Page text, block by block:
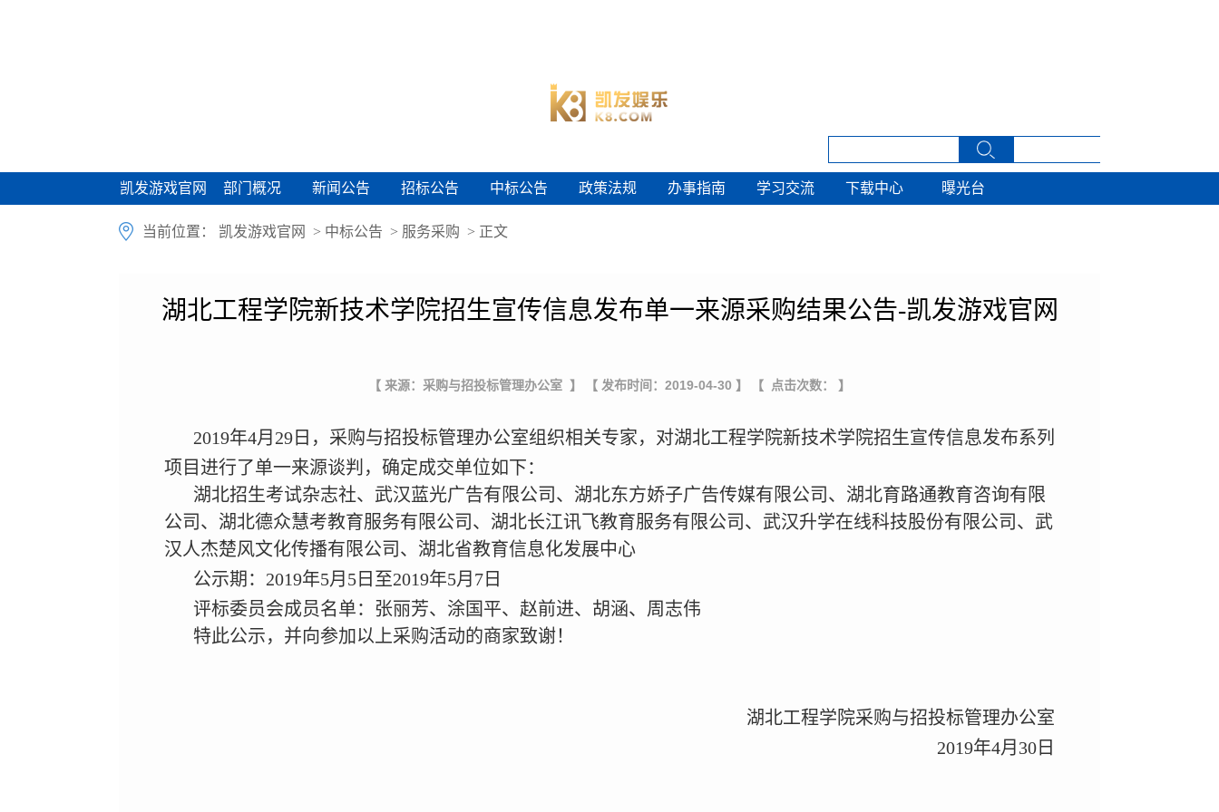
凯发游戏官网
凯发游戏官网 部门概况
部门概况 新闻公告
新闻公告 招标公告
招标公告 中标公告
中标公告 政策法规
政策法规 办事指南
办事指南 学习交流
学习交流 下载中心
下载中心 曝光台
曝光台
当前位置： 凯发游戏官网 > 中标公告 > 服务采购 > 正文
湖北工程学院新技术学院招生宣传信息发布单一来源采购结果公告-凯发游戏官网
【 来源：采购与招投标管理办公室 】 【 发布时间：2019-04-30 】 【 点击次数： 】
2019年4月 29 日 ，采购与招投标管理办公室组织相关专家，对湖北工程学院新技术学院招生宣传信息发布系列
项目进行了单一来源谈判，确定成交单位如下：
湖北招生考试杂志社、武汉蓝光广告有限公司、湖北东方娇子广告传媒有限公司、湖北育路通教育咨询有限
公司、湖北德众慧考教育服务有限公司、湖北长江讯飞教育服务有限公司、武汉升学在线科技股份有限公司、武
汉人杰楚风文化传播有限公司、湖北省教育信息化发展中心
公示期： 2019年5月 5 日 至2019年5月 7 日
评标委员会成员名单：张丽芳、涂国平、赵前进、胡涵、周志伟
特此公示，并向参加以上采购活动的商家致谢！
湖北工程学院采购与招投标管理办公室
2019年4月 30 日